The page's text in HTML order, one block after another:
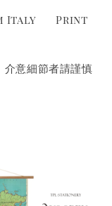
Italy Print
介意細節者請謹慎